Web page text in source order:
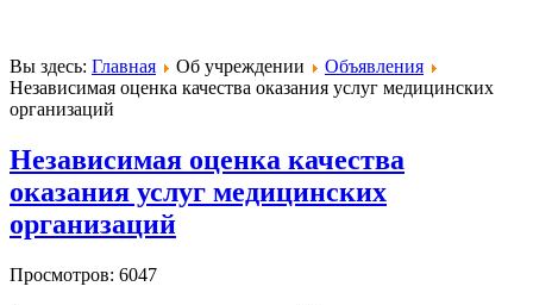
Вы здесь: Главная Об учреждении
Объявления
Независимая оценка качества оказания услуг медицинских
организаций
Независимая оценка качества
оказания услуг медицинских
организаций
Просмотров: 6047